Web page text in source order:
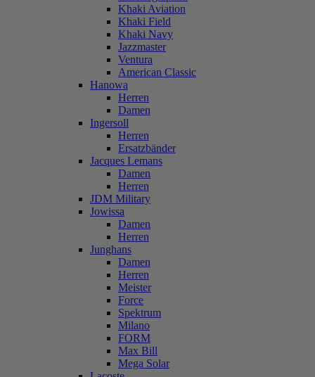
Khaki Aviation
Khaki Field
Khaki Navy
Jazzmaster
Ventura
American Classic
Hanowa
Herren
Damen
Ingersoll
Herren
Ersatzbänder
Jacques Lemans
Damen
Herren
JDM Military
Jowissa
Damen
Herren
Junghans
Damen
Herren
Meister
Force
Spektrum
Milano
FORM
Max Bill
Mega Solar